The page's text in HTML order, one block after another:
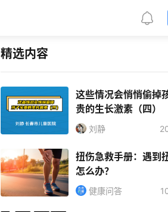
精选内容
这些情况会悄悄偷掉
贵的生长激素（四）
刘静
扭伤急救手册：遇到
怎么办？
健康问答